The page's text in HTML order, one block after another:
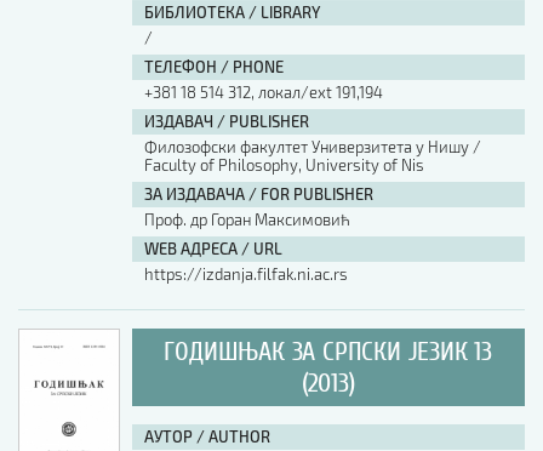
БИБЛИОТЕКА / LIBRARY
/
ТЕЛЕФОН / PHONE
+381 18 514 312, локал/ext 191,194
ИЗДАВАЧ / PUBLISHER
Филозофски факултет Универзитета у Нишу /
Faculty of Philosophy, University of Nis
ЗА ИЗДАВАЧА / FOR PUBLISHER
Проф. др Горан Максимовић
WEB АДРЕСА / URL
https://izdanja.filfak.ni.ac.rs
ГОДИШЊАК ЗА СРПСКИ ЈЕЗИК 13
(2013)
АУТОР / AUTHOR